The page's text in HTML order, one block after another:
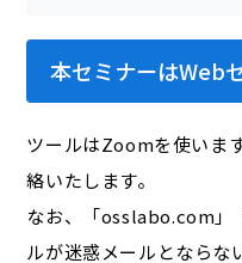
本セミナーはWeb
ツールはZoomを使いま
絡いたします。
なお、「osslabo.com
ルが迷惑メールとならな